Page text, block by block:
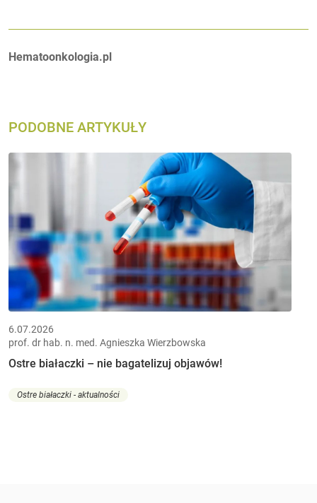
Autorzy:
Hematoonkologia.pl
PODOBNE ARTYKUŁY
6.07.2026
prof. dr hab. n. med. Agnieszka Wierzbowska
Ostre białaczki – nie bagatelizuj objawów!
Ostre białaczki - aktualności